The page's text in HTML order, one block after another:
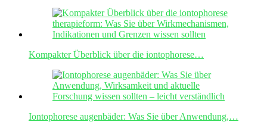
Kompakter Überblick über die iontophorese…
Iontophorese augenbäder: Was Sie über Anwendung,…